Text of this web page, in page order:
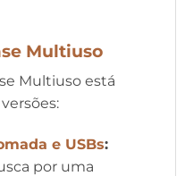
Multiuso
Multiuso está
e USBs:
por uma